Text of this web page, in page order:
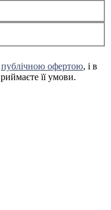
публічною офертою, і в
її умови.